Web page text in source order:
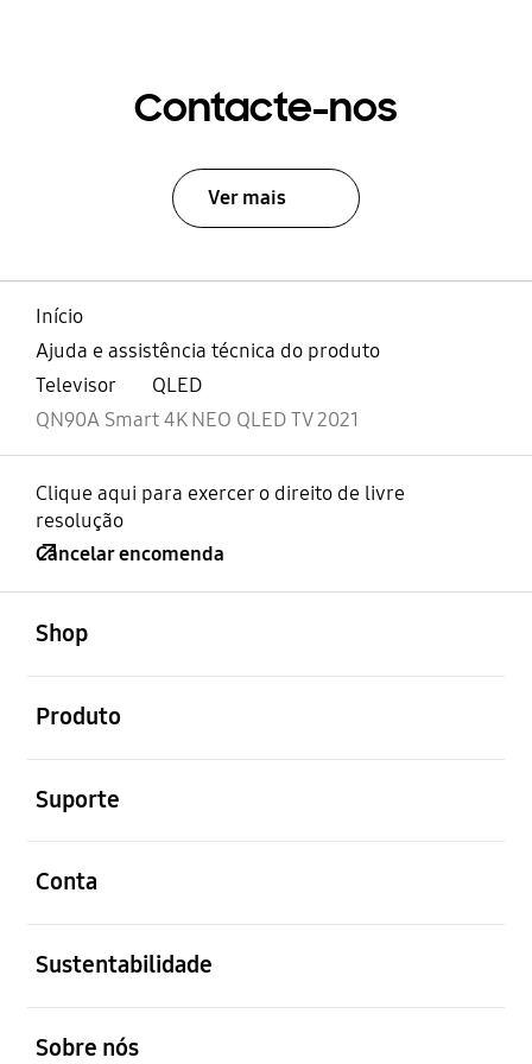
Contacte-nos
Ver mais
Início
Ajuda e assistência técnica do produto
Televisor
QLED
QN90A Smart 4K NEO QLED TV 2021
Clique aqui para exercer o direito de livre
resolução
Cancelar encomenda
Shop
Produto
Suporte
Conta
Sustentabilidade
Sobre nós